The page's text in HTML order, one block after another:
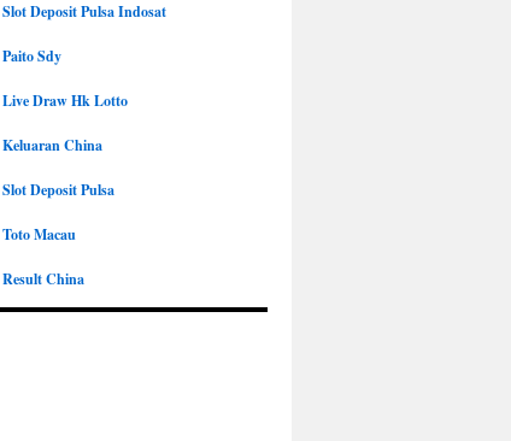
Slot Deposit Pulsa Indosat
Paito Sdy
Live Draw Hk Lotto
Keluaran China
Slot Deposit Pulsa
Toto Macau
Result China